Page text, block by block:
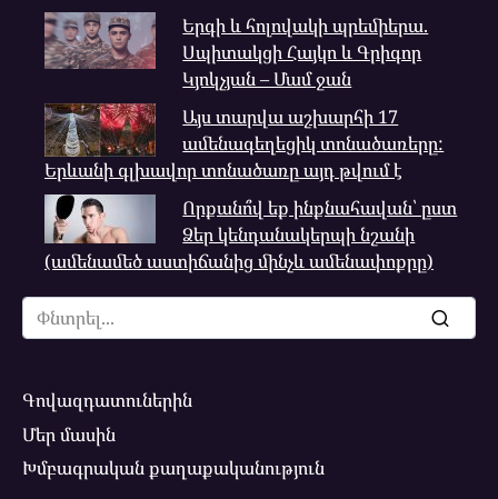
Երգի և հոլովակի պրեմիերա.
Սպիտակցի Հայկո և Գրիգոր
Կյոկչյան – Մամ ջան
Այս տարվա աշխարհի 17
ամենագեղեցիկ տոնածառերը:
Երևանի գլխավոր տոնածառը այդ թվում է
Որքանո՞վ եք ինքնահավան՝ ըստ
Ձեր կենդանակերպի նշանի
(ամենամեծ աստիճանից մինչև ամենափոքրը)
Search
for:
Գովազդատուներին
Մեր մասին
Խմբագրական քաղաքականություն